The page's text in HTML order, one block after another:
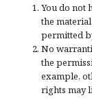
You do not
the
permitted
No
the
example,
rights may